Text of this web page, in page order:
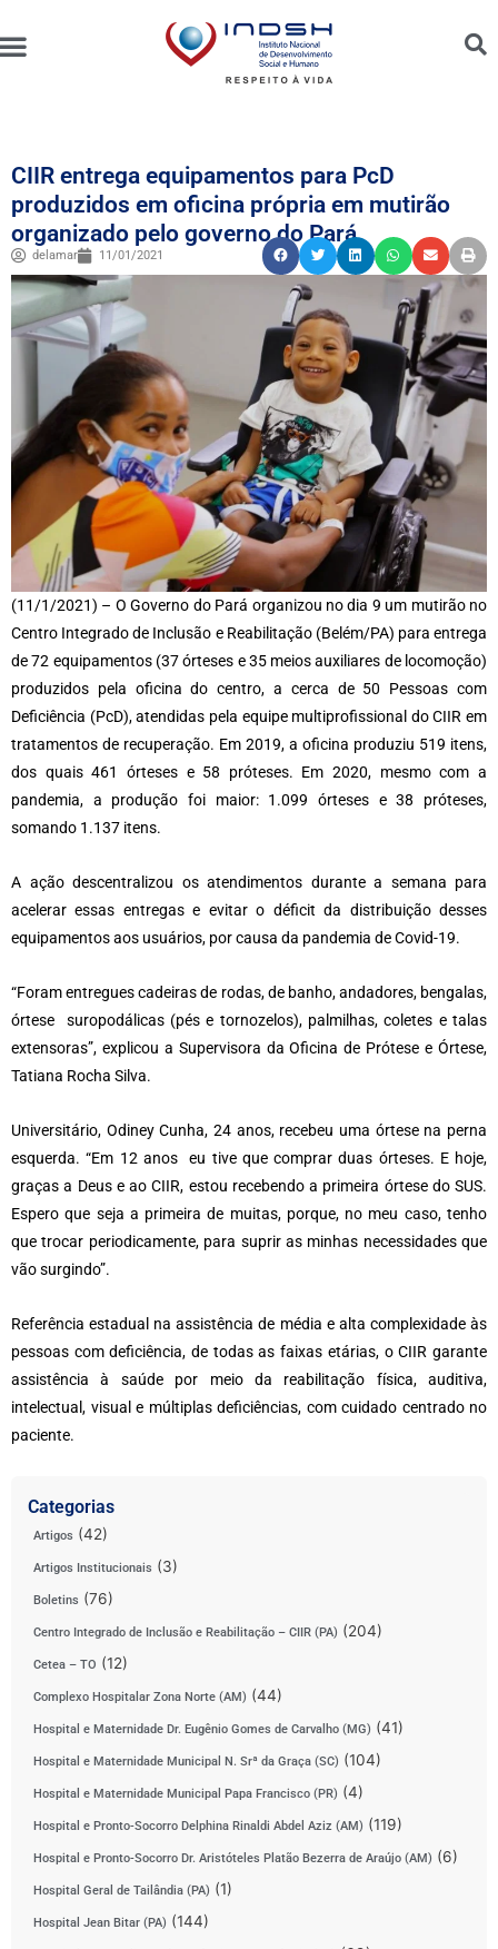
CIIR entrega equipamentos para PcD
produzidos em oficina própria em mutirão
organizado pelo governo do Pará
delamar 11/01/2021
(11/1/2021) – O Governo do Pará organizou no dia 9 um mutirão no
Centro Integrado de Inclusão e Reabilitação (Belém/PA) para entrega
de 72 equipamentos (37 órteses e 35 meios auxiliares de locomoção)
produzidos pela oficina do centro, a cerca de 50 Pessoas com
Deficiência (PcD), atendidas pela equipe multiprofissional do CIIR em
tratamentos de recuperação. Em 2019, a oficina produziu 519 itens,
dos quais 461 órteses e 58 próteses. Em 2020, mesmo com a
pandemia, a produção foi maior: 1.099 órteses e 38 próteses,
somando 1.137 itens.
A ação descentralizou os atendimentos durante a semana para
acelerar essas entregas e evitar o déficit da distribuição desses
equipamentos aos usuários, por causa da pandemia de Covid-19.
“Foram entregues cadeiras de rodas, de banho, andadores, bengalas,
órtese suropodálicas (pés e tornozelos), palmilhas, coletes e talas
extensoras”, explicou a Supervisora da Oficina de Prótese e Órtese,
Tatiana Rocha Silva.
Universitário, Odiney Cunha, 24 anos, recebeu uma órtese na perna
esquerda. “Em 12 anos eu tive que comprar duas órteses. E hoje,
graças a Deus e ao CIIR, estou recebendo a primeira órtese do SUS.
Espero que seja a primeira de muitas, porque, no meu caso, tenho
que trocar periodicamente, para suprir as minhas necessidades que
vão surgindo”.
Referência estadual na assistência de média e alta complexidade às
pessoas com deficiência, de todas as faixas etárias, o CIIR garante
assistência à saúde por meio da reabilitação física, auditiva,
intelectual, visual e múltiplas deficiências, com cuidado centrado no
paciente.
Categorias
Artigos (42)
Artigos Institucionais (3)
Boletins (76)
Centro Integrado de Inclusão e Reabilitação – CIIR (PA) (204)
Cetea – TO (12)
Complexo Hospitalar Zona Norte (AM) (44)
Hospital e Maternidade Dr. Eugênio Gomes de Carvalho (MG) (41)
Hospital e Maternidade Municipal N. Srª da Graça (SC) (104)
Hospital e Maternidade Municipal Papa Francisco (PR) (4)
Hospital e Pronto-Socorro Delphina Rinaldi Abdel Aziz (AM) (119)
Hospital e Pronto-Socorro Dr. Aristóteles Platão Bezerra de Araújo (AM) (6)
Hospital Geral de Tailândia (PA) (1)
Hospital Jean Bitar (PA) (144)